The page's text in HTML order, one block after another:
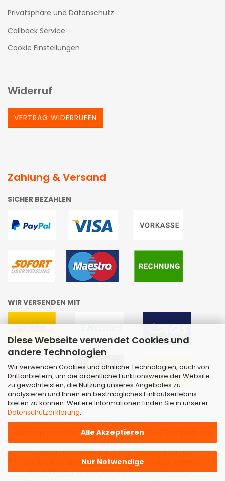
Diese Webseite verwendet Cookies und
andere Technologien
Wir verwenden Cookies und ähnliche Technologien, auch von
Drittanbietern, um die ordentliche Funktionsweise der Website
zu gewährleisten, die Nutzung unseres Angebotes zu
analysieren und Ihnen ein bestmögliches Einkaufserlebnis
bieten zu können. Weitere Informationen finden Sie in unserer
Datenschutzerklärung.
Alle Akzeptieren
Nur Notwendige
Privatsphäre und Datenschutz
Callback Service
Cookie Einstellungen
Widerruf
VERTRAG WIDERRUFEN
Zahlung & Versand
SICHER BEZAHLEN
WIR VERSENDEN MIT
mit Gambio.de © 2026 | Template von
JungCreative.
Alle Preise inkl. MwSt. & zzgl. Versandkosten
Alle Markennamen, Warenzeichen sowie sämtliche
Produktbilder sind Eigentum Ihrer rechtmäßigen